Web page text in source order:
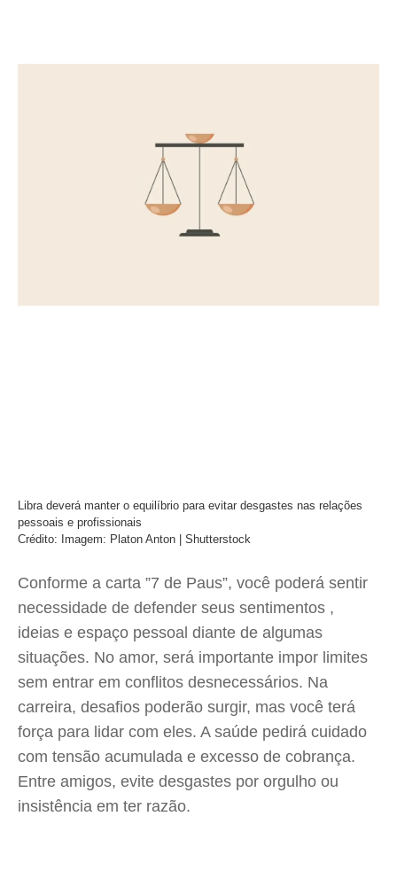
Libra deverá manter o equilíbrio para evitar desgastes nas relações
pessoais e profissionais
Crédito: Imagem: Platon Anton | Shutterstock
Conforme a carta ”7 de Paus”, você poderá sentir
necessidade de defender seus sentimentos ,
ideias e espaço pessoal diante de algumas
situações. No amor, será importante impor limites
sem entrar em conflitos desnecessários. Na
carreira, desafios poderão surgir, mas você terá
força para lidar com eles. A saúde pedirá cuidado
com tensão acumulada e excesso de cobrança.
Entre amigos, evite desgastes por orgulho ou
insistência em ter razão.